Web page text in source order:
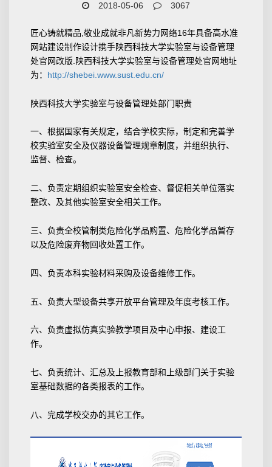
2018-05-06 3067
匠心铸就精品,敬业成就非凡新势力网络16年具备高水准
网站建设制作设计携手陕西科技大学实验室与设备管理
处官网改版.陕西科技大学实验室与设备管理处官网地址
为： http://shebei.www.sust.edu.cn/
陕西科技大学实验室与设备管理处部门职责
一、根据国家有关规定，结合学校实际，制定和完善学
校实验室安全及仪器设备管理规章制度，并组织执行、
监督、检查。
二、负责定期组织实验室安全检查、督促相关单位落实
整改、及其他实验室安全相关工作。
三、负责全校管制类危险化学品购置、危险化学品暂存
以及危险废弃物回收处置工作。
四、负责本科实验材料采购及设备维修工作。
五、负责大型设备共享开放平台管理及年度考核工作。
六、负责虚拟仿真实验教学项目及中心申报、建设工
作。
七、负责统计、汇总及上报教育部和上级部门关于实验
室基础数据的各类报表的工作。
八、完成学校交办的其它工作。